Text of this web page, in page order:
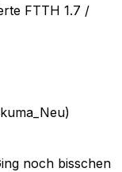
FTTH 1.7 /
noch bisschen